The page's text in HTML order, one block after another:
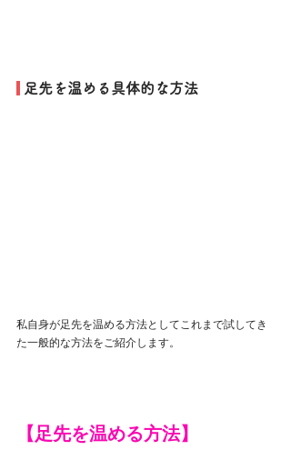
足先を温める具体的な方法
私自身が足先を温める方法としてこれまで試してき
た一般的な方法をご紹介します。
【足先を温める方法】